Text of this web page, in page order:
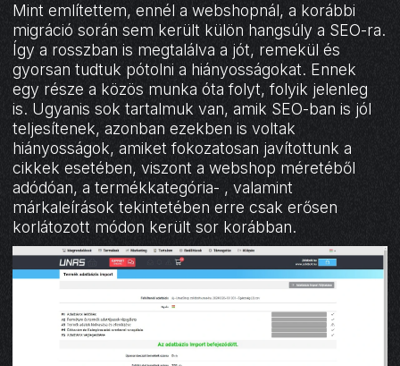
Mint említettem, ennél a webshopnál, a korábbi
migráció során sem került külön hangsúly a SEO-ra.
Így a rosszban is megtalálva a jót, remekül és
gyorsan tudtuk pótolni a hiányosságokat. Ennek
egy része a közös munka óta folyt, folyik jelenleg
is. Ugyanis sok tartalmuk van, amik SEO-ban is jól
teljesítenek, azonban ezekben is voltak
hiányosságok, amiket fokozatosan javítottunk a
cikkek esetében, viszont a webshop méretéből
adódóan, a termékkategória- , valamint
márkaleírások tekintetében erre csak erősen
korlátozott módon került sor korábban.